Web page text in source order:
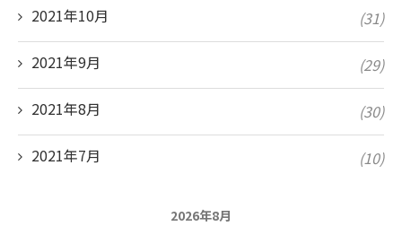
2021年10月 (31)
2021年9月 (29)
2021年8月 (30)
2021年7月 (10)
2026年8月